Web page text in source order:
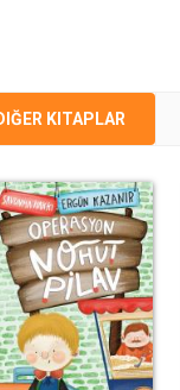
KITAPLAR